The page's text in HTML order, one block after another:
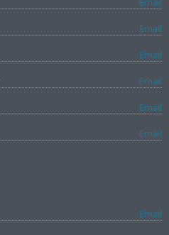
Email
Email
Email
Email
Email
Email